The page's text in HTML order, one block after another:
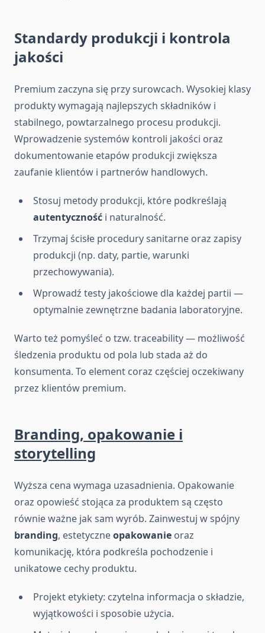
Standardy produkcji i kontrola
jakości
Premium zaczyna się przy surowcach. Wysokiej klasy
produkty wymagają najlepszych składników i
stabilnego, powtarzalnego procesu produkcji.
Wprowadzenie systemów kontroli jakości oraz
dokumentowanie etapów produkcji zwiększa
zaufanie klientów i partnerów handlowych.
Stosuj metody produkcji, które podkreślają
autentyczność i naturalność.
Trzymaj ścisłe procedury sanitarne oraz zapisy
produkcji (np. daty, partie, warunki
przechowywania).
Wprowadź testy jakościowe dla każdej partii —
optymalnie zewnętrzne badania laboratoryjne.
Warto też pomyśleć o tzw. traceability — możliwość
śledzenia produktu od pola lub stada aż do
konsumenta. To element coraz częściej oczekiwany
przez klientów premium.
Branding, opakowanie i
storytelling
Wyższa cena wymaga uzasadnienia. Opakowanie
oraz opowieść stojąca za produktem są często
równie ważne jak sam wyrób. Zainwestuj w spójny
branding, estetyczneopakowanie oraz
komunikację, która podkreśla pochodzenie i
unikatowe cechy produktu.
Projekt etykiety: czytelna informacja o składzie,
wyjątkowości i sposobie użycia.